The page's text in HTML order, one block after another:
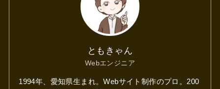
ともきゃん
Webエンジニア
1994年、愛知県生まれ。Webサイト制作のプロ。200